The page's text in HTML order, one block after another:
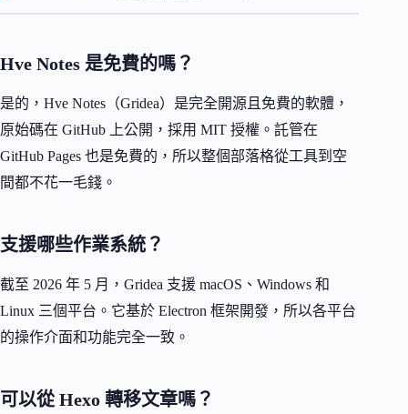
Hve Notes 是免費的嗎？
是的，Hve Notes（Gridea）是完全開源且免費的軟體，
原始碼在 GitHub 上公開，採用 MIT 授權。託管在
GitHub Pages 也是免費的，所以整個部落格從工具到空
間都不花一毛錢。
支援哪些作業系統？
截至 2026 年 5 月，Gridea 支援 macOS、Windows 和
Linux 三個平台。它基於 Electron 框架開發，所以各平台
的操作介面和功能完全一致。
可以從 Hexo 轉移文章嗎？